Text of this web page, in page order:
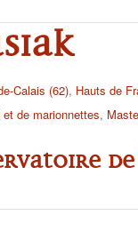
Calais (62), Hauts de
de marionnettes,
de